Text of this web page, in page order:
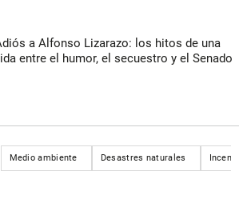
a Alfonso Lizarazo: los hitos de una
entre el humor, el secuestro y el Senado
Medio ambiente Desastres naturales